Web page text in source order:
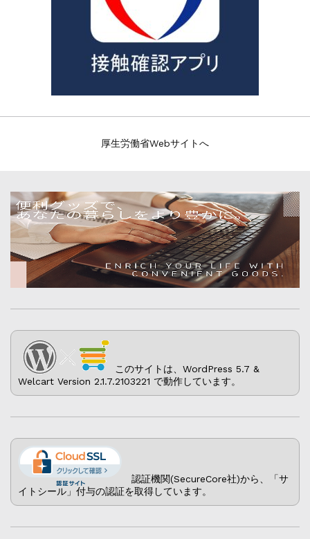
厚生労働省Webサイトへ
このサイトは、WordPress 5.7 &
Welcart Version 2.1.7.2103221 で動作しています。
認証機関(SecureCore社)から、「サ
イトシール」付与の認証を取得しています。